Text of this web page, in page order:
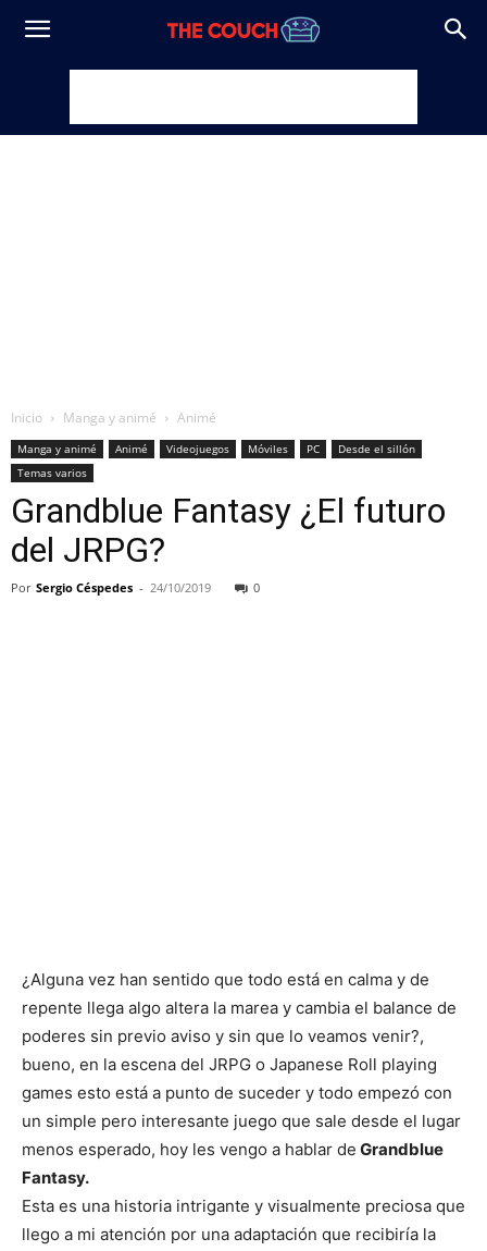
Inicio Manga y animé Animé
Manga y animé Animé Videojuegos Móviles PC
Desde el sillón
Temas varios
Grandblue Fantasy ¿El futuro
del JRPG?
Por Sergio Céspedes - 24/10/2019 0
¿Alguna vez han sentido que todo está en calma y de
repente llega algo altera la marea y cambia el balance de
poderes sin previo aviso y sin que lo veamos venir?,
bueno, en la escena del JRPG o Japanese Roll playing
games esto está a punto de suceder y todo empezó con
un simple pero interesante juego que sale desde el lugar
menos esperado, hoy les vengo a hablar de Grandblue
Fantasy.
Esta es una historia intrigante y visualmente preciosa que
llego a mi atención por una adaptación que recibiría la